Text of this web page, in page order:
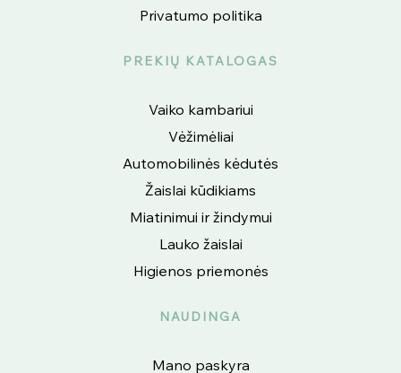
Privatumo politika
PREKIŲ KATALOGAS
Vaiko kambariui
Vėžimėliai
Automobilinės kėdutės
Žaislai kūdikiams
Miatinimui ir žindymui
Lauko žaislai
Higienos priemonės
NAUDINGA
Mano paskyra